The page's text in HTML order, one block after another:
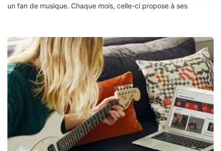
un fan de musique. Chaque mois, celle-ci propose à ses